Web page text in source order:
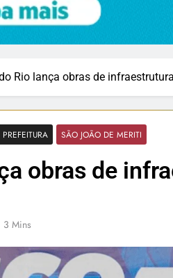
Rio lança obras de
PREFEITURA SÃO JOÃO DE MERITI
obras de
3 Mins